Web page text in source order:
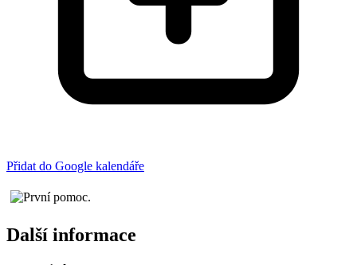
Přidat do Google kalendáře
Další informace